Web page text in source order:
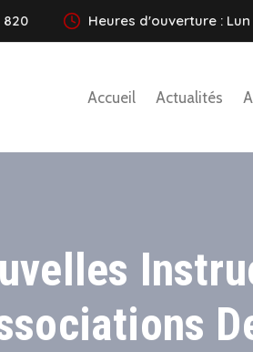
820 Heures d'ouverture : Lun
Accueil Actualités